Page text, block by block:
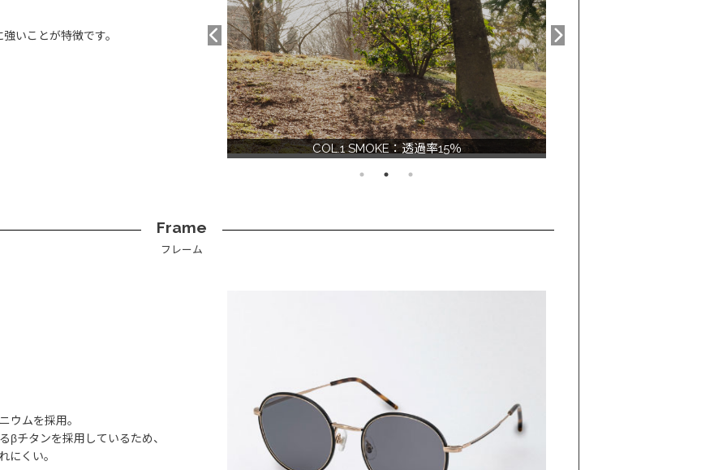
いことが特徴です。
COL.1 SMOKE：透過率15％
Frame
フレーム
ウムを採用。
βチタンを採用しているため、
にくい。